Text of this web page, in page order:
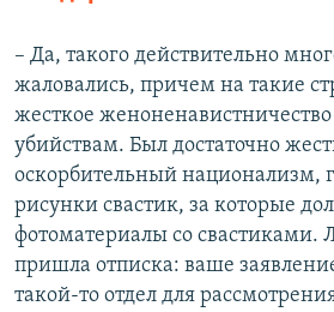
– Да, такого действительно
жаловались, причем на такие
жесткое
убийствам. Был достаточно
оскорбительный национализм,
рисунки свастик, за которые
фотоматериалы со
пришла отписка: ваше
такой-то отдел для